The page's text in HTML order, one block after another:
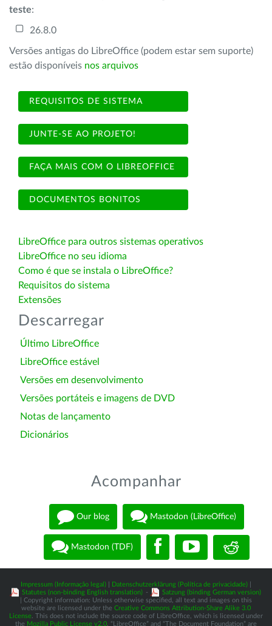
teste:
26.8.0
Versões antigas do LibreOffice (podem estar sem suporte)
estão disponíveis nos arquivos
REQUISITOS DE SISTEMA
JUNTE-SE AO PROJETO!
FAÇA MAIS COM O LIBREOFFICE
DOCUMENTOS BONITOS
LibreOffice para outros sistemas operativos
LibreOffice no seu idioma
Como é que se instala o LibreOffice?
Requisitos do sistema
Extensões
Descarregar
Último LibreOffice
LibreOffice estável
Versões em desenvolvimento
Versões portáteis e imagens de DVD
Notas de lançamento
Dicionários
Acompanhar
Our blog Mastodon (LibreOffice)
Mastodon (TDF)
Impressum (Informação legal) Datenschutzerklärung (Política de privacidade)
Statutes (non-binding English translation) -
Satzung (binding German version)
| Copyright information: Unless otherwise specified, all text and images on this
website are licensed under the Creative Commons Attribution-Share Alike 3.0
License . This does not include the source code of LibreOffice, which is licensed under
the Mozilla Public License v2.0 . “LibreOffice” and “The Document Foundation” are